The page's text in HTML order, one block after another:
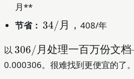
月**
节省： 34/
34/月， 408/年
以 306/
月处
理一
306/月处理一百万份文档
0.000306。很难找到更便宜的了。